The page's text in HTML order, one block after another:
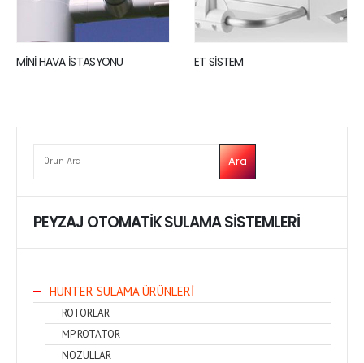
MİNİ HAVA İSTASYONU ET SİSTEM
Ara
PEYZAJ OTOMATİK SULAMA SİSTEMLERİ
HUNTER SULAMA ÜRÜNLERİ
ROTORLAR
MP ROTATOR
NOZULLAR